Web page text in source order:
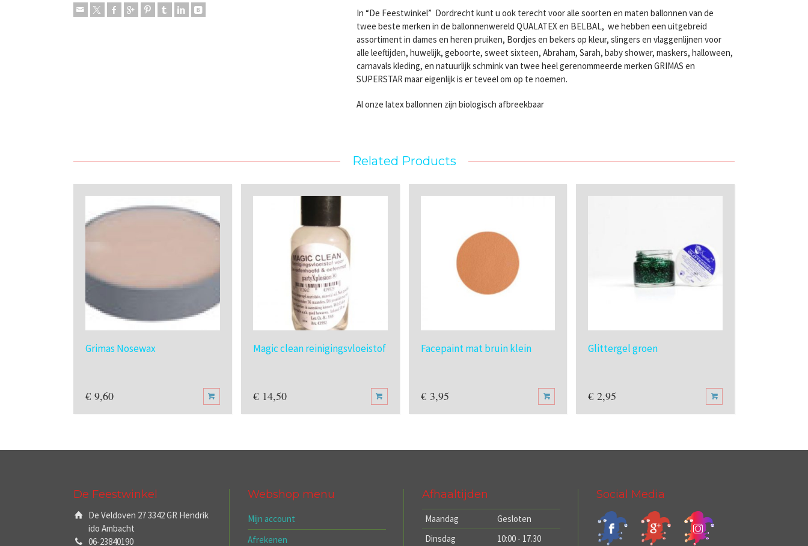
In “De Feestwinkel” Dordrecht kunt u ook terecht voor alle soorten en maten ballonnen van de
twee beste merken in de ballonnenwereld QUALATEX en BELBAL, we hebben een uitgebreid
assortiment in dames en heren pruiken, Bordjes en bekers op kleur, slingers en vlaggenlijnen voor
alle leeftijden, huwelijk, geboorte, sweet sixteen, Abraham, Sarah, baby shower, maskers, halloween,
carnavals kleding, en natuurlijk schmink van twee heel gerenommeerde merken GRIMAS en
SUPERSTAR maar eigenlijk is er teveel om op te noemen.
Al onze latex ballonnen zijn biologisch afbreekbaar
Related Products
Grimas Nosewax
€ 9,60
Magic clean reinigingsvloeistof
€14,50
Facepaint mat bruin klein
€3,95
Glittergel groen
€ 2,95
De Feestwinkel
De Veldoven 27 3342 GR Hendrik
ido Ambacht
06-23840190
Webshop menu
Mijn account
Afrekenen
Afhaaltijden
Maandag
Gesloten
Dinsdag
10:00 - 17.30
Social Media